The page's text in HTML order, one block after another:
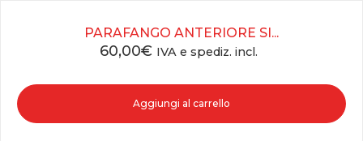
PARAFANGO ANTERIORE SI...
60,00€ IVA e spediz. incl.
Aggiungi al carrello